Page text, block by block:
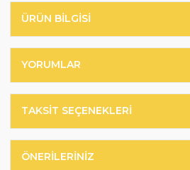
ÜRÜN BILGISI
YORUMLAR
TAKSIT SEÇENEKLERI
ÖNERILERINIZ